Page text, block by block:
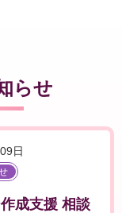
らせ
日
成支援 相談